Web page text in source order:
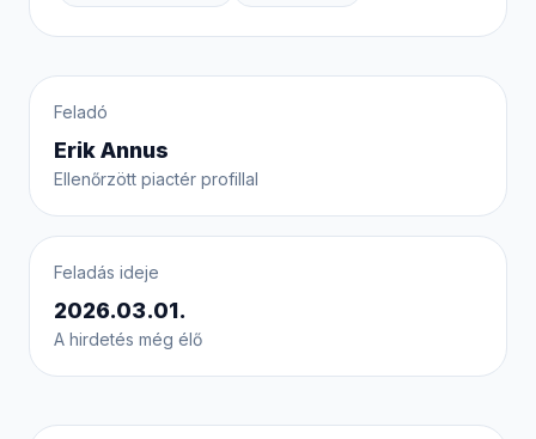
Feladó
Erik Annus
Ellenőrzött piactér profillal
Feladás ideje
2026.03.01.
A hirdetés még élő